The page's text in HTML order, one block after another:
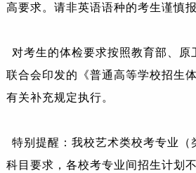
高要求。请非英语语种的考生谨慎报
对考生的体检要求按照教育部、原
联合会印发的《普通高等学校招生
有关补充规定执行。
特别提醒：我校艺术类校考专业（
科目要求，各校考专业间招生计划不